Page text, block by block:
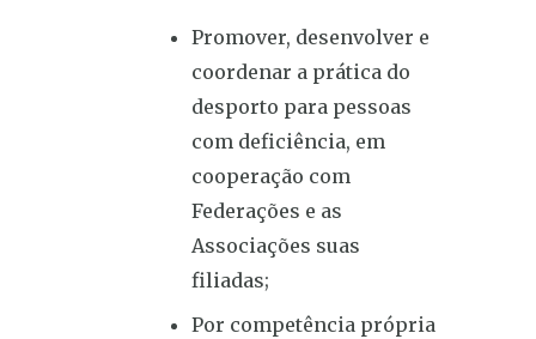
Promover, desenvolver e
coordenar a prática do
desporto para pessoas
com deficiência, em
cooperação com
Federações e as
Associações suas
filiadas;
Por competência própria